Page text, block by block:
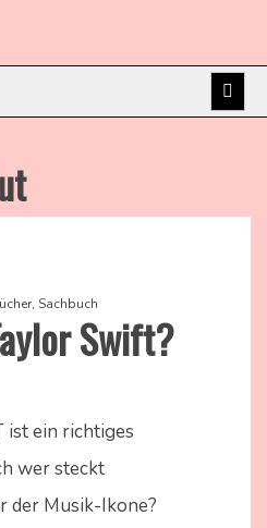
, Sachbuch
Swift?
Oktober
2024
Kammer
ist ein richtiges
wer steckt
der Musik-Ikone?